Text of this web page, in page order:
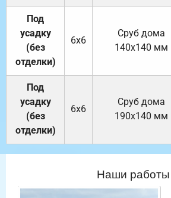
Под
усадку
(без
отделки)
6х6
Cруб дома
140х140 мм
Под
усадку
(без
отделки)
6х6
Cруб дома
190х140 мм
Наши работы